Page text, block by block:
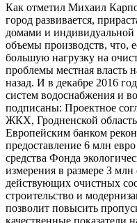
Как отметил Михаил
город развивается,
домами и индивидуальной
объемы производств, что,
большую нагрузку на
проблемы местная власть
назад. И в декабре 2016
систем водоснабжения и
подписаны: Проектное
ЖКХ, Гродненской
Европейским банком
предоставление 6 млн
средства Фонда
измерения в размере З
действующих очистных
строительство и
позволит повысить
качественные